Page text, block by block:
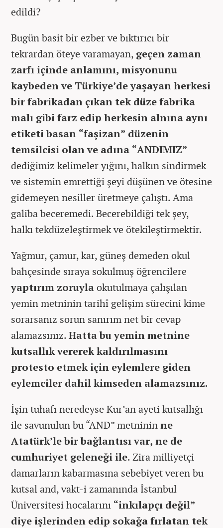
edildi?
Bugün basit bir ezber ve bıktırıcı bir
tekrardan öteye varamayan, geçen zaman
zarfı içinde anlamını, misyonunu
kaybeden ve Türkiye’de yaşayan herkesi
bir fabrikadan çıkan tek düze fabrika
malı gibi farz edip herkesin alnına aynı
etiketi basan “faşizan” düzenin
temsilcisi olan ve adına “ANDIMIZ”
dediğimiz kelimeler yığını, halkın sindirmek
ve sistemin emrettiği şeyi düşünen ve ötesine
gidemeyen nesiller üretmeye çalıştı. Ama
galiba beceremedi. Becerebildiği tek şey,
halkı tekdüzeleştirmek ve ötekileştirmektir.
Yağmur, çamur, kar, güneş demeden okul
bahçesinde sıraya sokulmuş öğrencilere
yaptırım zoruylaokutulmaya çalışılan
yemin metninin tarihî gelişim sürecini kime
sorarsanız sorun sanırım net bir cevap
alamazsınız.Hatta bu yemin metnine
kutsallık vererek kaldırılmasını
protesto etmek için eylemlere giden
eylemciler dahil kimseden alamazsınız.
İşin tuhafı neredeyse Kur’an ayeti kutsallığı
ile savunulun bu “AND” metnininne
Atatürk’le bir bağlantısı var, ne de
cumhuriyet geleneği ile. Zira milliyetçi
damarların kabarmasına sebebiyet veren bu
kutsal and, vakt-i zamanında İstanbul
Üniversitesi hocalarını “inkılapçı değil”
diye işlerinden edip sokağa fırlatan tek